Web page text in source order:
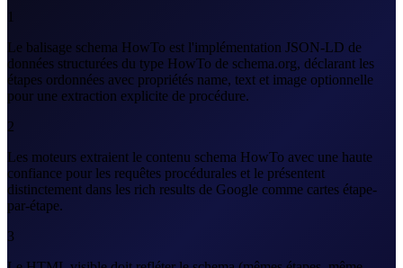
1
Le balisage schema HowTo est l'implémentation JSON-LD de
données structurées du type HowTo de schema.org, déclarant les
étapes ordonnées avec propriétés name, text et image optionnelle
pour une extraction explicite de procédure.
2
Les moteurs extraient le contenu schema HowTo avec une haute
confiance pour les requêtes procédurales et le présentent
distinctement dans les rich results de Google comme cartes étape-
par-étape.
3